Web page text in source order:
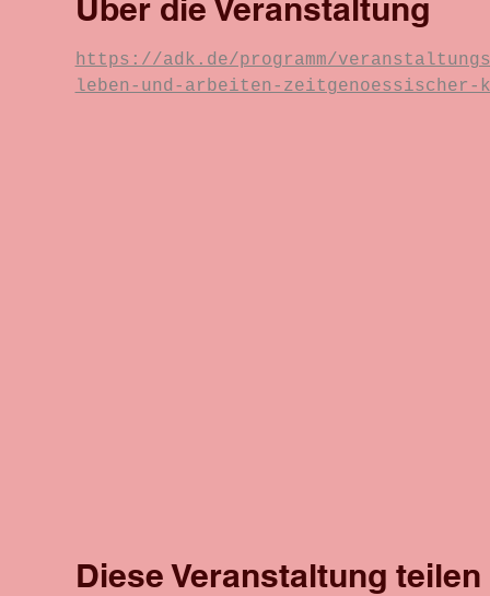
Über die Veranstaltung
https://adk.de/programm/
leben-und-arbeiten-zeitgenoessischer-
Diese Veranstaltung teilen